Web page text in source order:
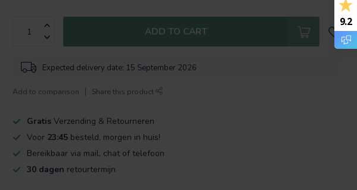
ADD TO CART
Expected delivery date: 15 September 2026
Add to comparison Share this product
Gratis Verzending & Retourneren
Voor 23:45 besteld, morgen in huis!
Bereikbaar via mail, chat of telefoon
30 dagen retourtermijn
9.2